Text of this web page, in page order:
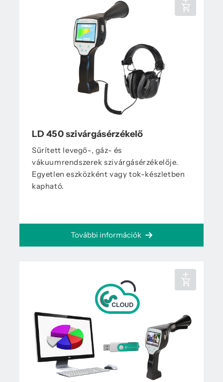
LD 450 szivárgásérzékelő
Sűrített levegő-, gáz- és
vákuumrendszerek szivárgásérzékelője.
Egyetlen eszközként vagy tok-készletben
kapható.
További információk